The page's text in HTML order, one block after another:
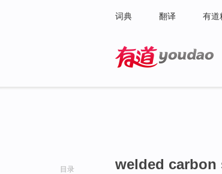
词典 翻译 有道
目录 welded carbon